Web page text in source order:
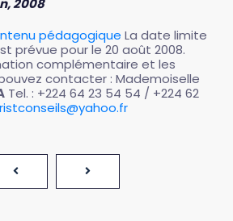
2008
pédagogique La date limite
prévue pour le 20 août 2008.
complémentaire et les
contacter : Mademoiselle
Tel. : +224 64 23 54 54 / +224 62